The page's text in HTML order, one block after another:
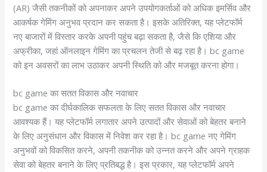
(AR) जैसी तकनीकों को अपनाकर अपने उपयोगकर्ताओं को अधिक इमर्सिव और
आकर्षक गेमिंग अनुभव प्रदान कर सकता है। इसके अतिरिक्त, यह प्लेटफॉर्म
नए बाजारों में विस्तार करके अपनी पहुंच बढ़ा सकता है, जैसे कि एशिया और
अफ्रीका, जहां ऑनलाइन गेमिंग का प्रचलन तेजी से बढ़ रहा है। bc game
को इन अवसरों का लाभ उठाकर अपनी स्थिति को और मजबूत करना होगा।
bc game का सतत विकास और नवाचार
bc game का दीर्घकालिक सफलता के लिए सतत विकास और नवाचार
आवश्यक हैं। यह प्लेटफॉर्म लगातार अपने उत्पादों और सेवाओं को बेहतर बनाने
के लिए अनुसंधान और विकास में निवेश कर रहा है। bc game नए गेमिंग
अनुभवों को विकसित करने, अपनी तकनीक को उन्नत करने और अपने ग्राहक
सेवा को बेहतर बनाने के लिए प्रतिबद्ध है। इस प्रकार, यह प्लेटफॉर्म अपने